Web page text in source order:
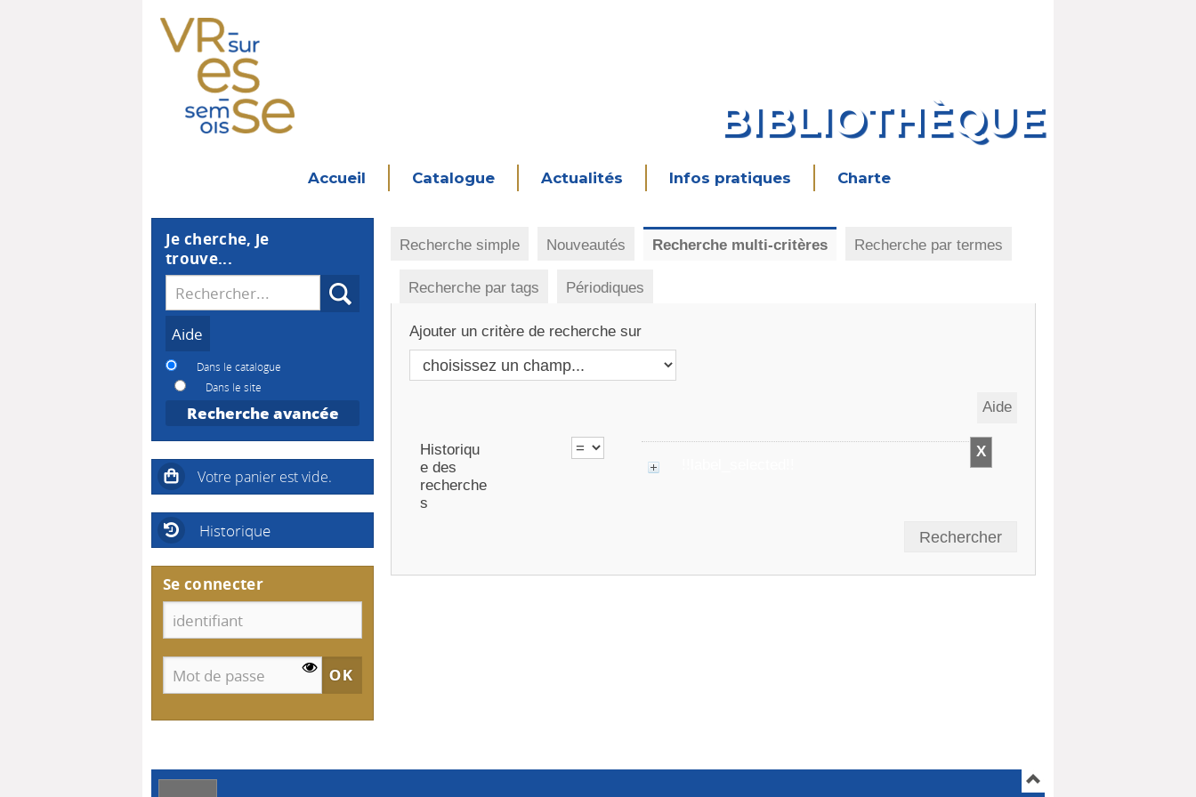
BIBLIOTHÈQUE
Accueil Catalogue Actualités Infos pratiques Charte
Recherche simple Nouveautés Recherche multi-critères Recherche par termes
Recherche par tags Périodiques
Ajouter un critère de recherche sur
Historiqu
e des
recherche
s
Je cherche, je
trouve...
Recherche
Dans le catalogue
Dans le site
Recherche avancée
Historique
Se connecter